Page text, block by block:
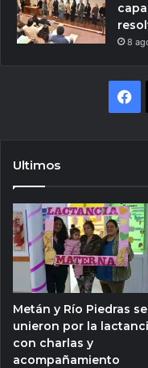
8
Ultimos
Metán y Río Piedras se
unieron por la
con charlas y
acompañamiento